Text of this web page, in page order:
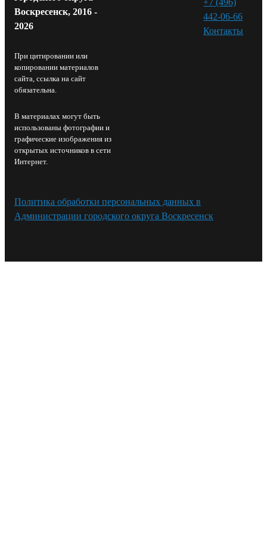
Воскресенск, 2016 -
2026
При цитировании или
копировании материалов
сайта, ссылка на сайт
обязательна.
В материалах могут быть
использованы фотографии и
графические изображения из
открытых источников в сети
Интернет.
442-06-66
Контакты⁠
Политика обработки персональных данных в
Администрации городского округа Воскресенск